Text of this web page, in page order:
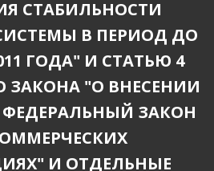
СТАБИЛЬНОСТИ
В ПЕРИОД ДО
ГОДА" И СТАТЬЮ 4
ЗАКОНА "О ВНЕСЕНИИ
ЗАКОН
И ОТДЕЛЬНЫЕ